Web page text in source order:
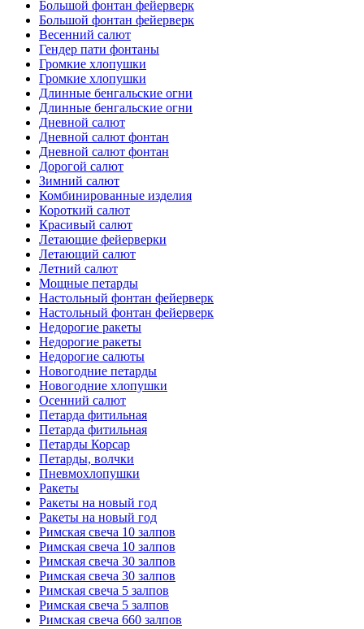
Большой фонтан фейерверк
Большой фонтан фейерверк
Весенний салют
Гендер пати фонтаны
Громкие хлопушки
Громкие хлопушки
Длинные бенгальские огни
Длинные бенгальские огни
Дневной салют
Дневной салют фонтан
Дневной салют фонтан
Дорогой салют
Зимний салют
Комбинированные изделия
Короткий салют
Красивый салют
Летающие фейерверки
Летающий салют
Летний салют
Мощные петарды
Настольный фонтан фейерверк
Настольный фонтан фейерверк
Недорогие ракеты
Недорогие ракеты
Недорогие салюты
Новогодние петарды
Новогодние хлопушки
Осенний салют
Петарда фитильная
Петарда фитильная
Петарды Корсар
Петарды, волчки
Пневмохлопушки
Ракеты
Ракеты на новый год
Ракеты на новый год
Римская свеча 10 залпов
Римская свеча 10 залпов
Римская свеча 30 залпов
Римская свеча 30 залпов
Римская свеча 5 залпов
Римская свеча 5 залпов
Римская свеча 660 залпов